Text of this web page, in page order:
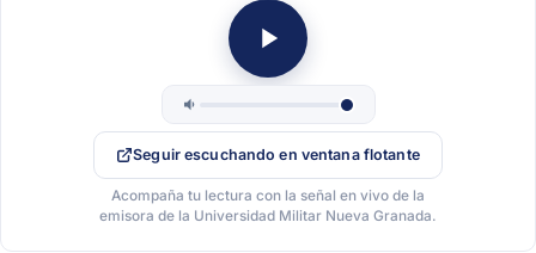
Seguir escuchando en ventana flotante
Acompaña tu lectura con la señal en vivo de la
emisora de la Universidad Militar Nueva Granada.